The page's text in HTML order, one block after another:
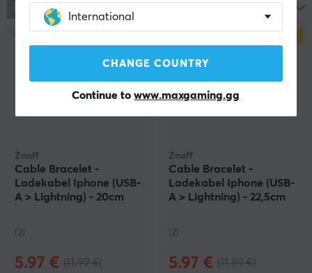
International
CHANGE COUNTRY
Continue towww.maxgaming.gg
Znoff
Cable Bracelet -
Ladekabel Iphone (USB-
A > Lightning) - 20cm
(2)
5.97 €
Znoff
Cable Bracelet -
Ladekabel Iphone (USB-
A > Lightning) - 22,5cm
(2)
5.97 €